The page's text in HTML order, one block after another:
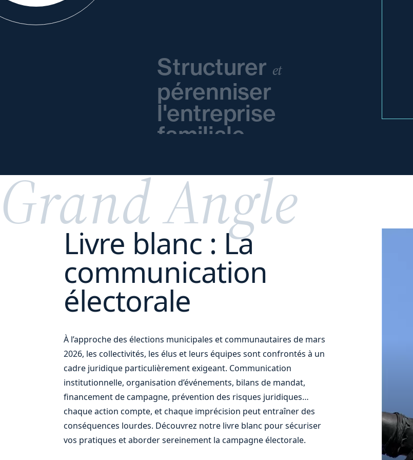
Structurer et
pérenniser
l'entreprise
familiale
ou
Grand Angle
Livre blanc : La
communication
électorale
À l’approche des élections municipales et communautaires de mars
2026, les collectivités, les élus et leurs équipes sont confrontés à un
cadre juridique particulièrement exigeant. Communication
institutionnelle, organisation d’événements, bilans de mandat,
financement de campagne, prévention des risques juridiques…
chaque action compte, et chaque imprécision peut entraîner des
conséquences lourdes. Découvrez notre livre blanc pour sécuriser
vos pratiques et aborder sereinement la campagne électorale.